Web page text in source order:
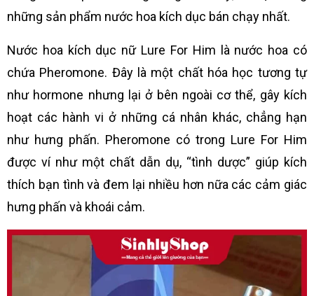
những sản phẩm nước hoa kích dục bán chạy nhất.
Nước hoa kích dục nữ Lure For Him là nước hoa có
chứa Pheromone. Đây là một chất hóa học tương tự
như hormone nhưng lại ở bên ngoài cơ thể, gây kích
hoạt các hành vi ở những cá nhân khác, chẳng hạn
như hưng phấn. Pheromone có trong Lure For Him
được ví như một chất dẫn dụ, “tình dược” giúp kích
thích bạn tình và đem lại nhiều hơn nữa các cảm giác
hưng phấn và khoái cảm.